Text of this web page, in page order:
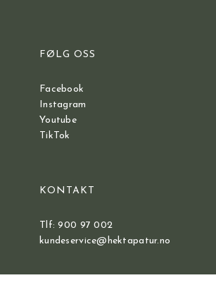
FØLG OSS
Facebook
Instagram
Youtube
TikTok
KONTAKT
Tlf: 900 97 002
kundeservice@hektapatur.no